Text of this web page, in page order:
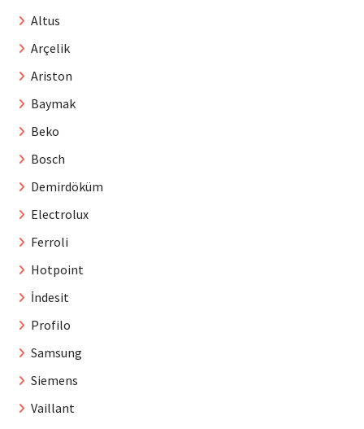
Altus
Arçelik
Ariston
Baymak
Beko
Bosch
Demirdöküm
Electrolux
Ferroli
Hotpoint
İndesit
Profilo
Samsung
Siemens
Vaillant